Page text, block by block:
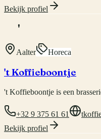
Bekijk profiel
'
Aalter Horeca
't Koffieboontje
't Koffieboontje is een
+32 9 375 61 61
Bekijk profiel